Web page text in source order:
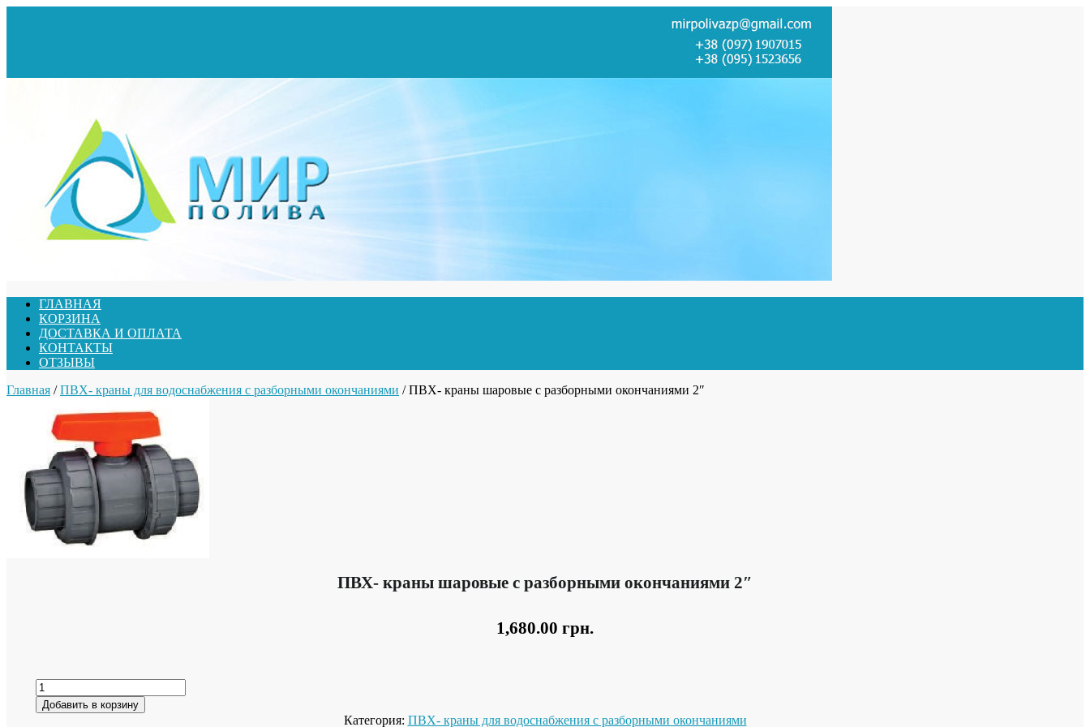
ГЛАВНАЯ
КОРЗИНА
ДОСТАВКА И ОПЛАТА
КОНТАКТЫ
ОТЗЫВЫ
Главная /ПВХ- краны для водоснабжения с разборными окончаниями / ПВХ- краны шаровые с разборными окончаниями 2″
ПВХ- краны шаровые с разборными окончаниями 2″
1,680.00 грн.
Добавить в корзину
Категория: ПВХ- краны для водоснабжения с разборными окончаниями